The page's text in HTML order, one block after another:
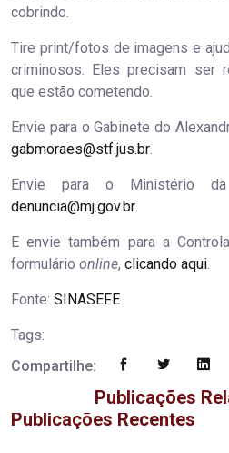
cobrindo.
Tire print/fotos de imagens e
criminosos. Eles precisam ser
que estão cometendo.
Envie para o Gabinete do
gabmoraes@stf.jus.br.
Envie para o Ministério
denuncia@mj.gov.br.
E envie também para a
formulário online, clicando aqui.
Fonte: SINASEFE
Tags:
Compartilhe:
Publicações
Publicações Recentes